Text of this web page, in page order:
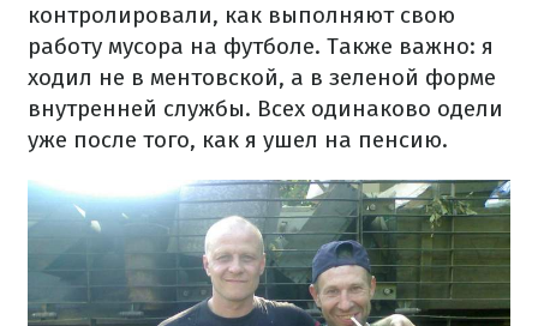
контролировали, как выполняют свою
работу мусора на футболе. Также важно: я
ходил не в ментовской, а в зеленой форме
внутренней службы. Всех одинаково одели
уже после того, как я ушел на пенсию.